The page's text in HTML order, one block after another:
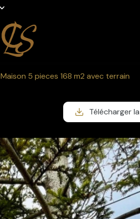
Maison 5 pieces 168 m2 avec terrain
Télécharger